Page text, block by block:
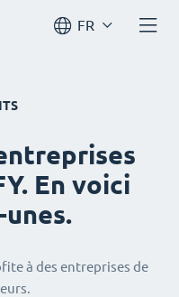
FR
En voici
à des entreprises de